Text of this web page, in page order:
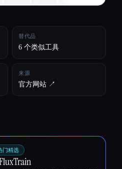
替代品
6 个类似工具
来源
官方网站 ↗︎
门精选